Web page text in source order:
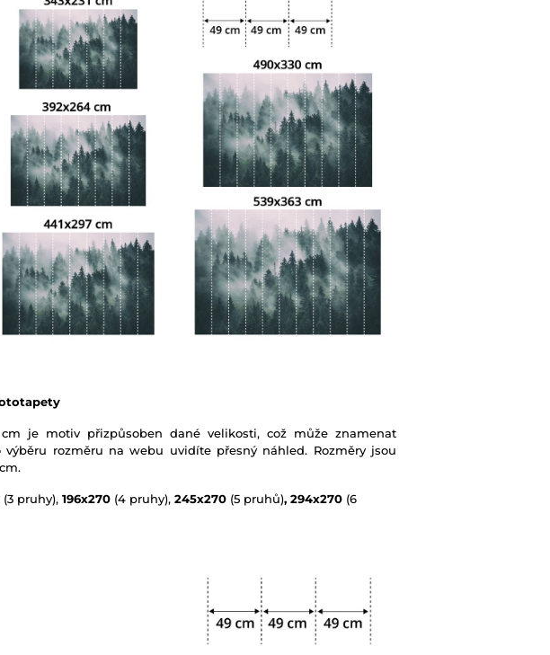
je motiv přizpůsoben dané velikosti, což může znamenat
rozměru na webu uvidíte přesný náhled. Rozměry jsou
(3 pruhy), 196x270 (4 pruhy), 245x270 (5 pruhů), 294x270 (6